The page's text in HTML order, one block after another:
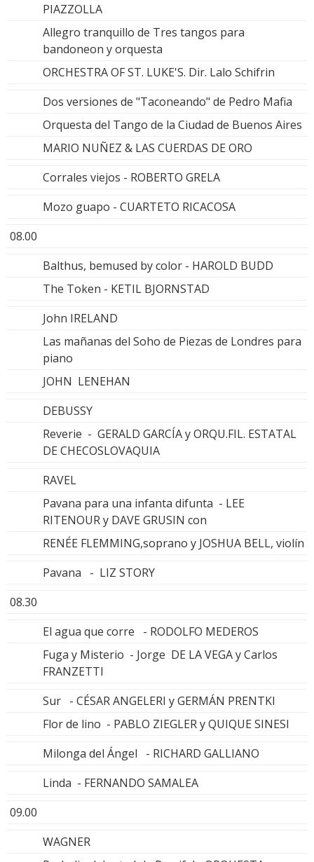
PIAZZOLLA
Allegro tranquillo de Tres tangos para
bandoneon y orquesta
ORCHESTRA OF ST. LUKE'S. Dir. Lalo Schifrin
Dos versiones de "Taconeando" de Pedro Mafia
Orquesta del Tango de la Ciudad de Buenos Aires
MARIO NUÑEZ & LAS CUERDAS DE ORO
Corrales viejos - ROBERTO GRELA
Mozo guapo - CUARTETO RICACOSA
08.00
Balthus, bemused by color - HAROLD BUDD
The Token - KETIL BJORNSTAD
John IRELAND
Las mañanas del Soho de Piezas de Londres para
piano
JOHN LENEHAN
DEBUSSY
Reverie - GERALD GARCÍA y ORQU.FIL. ESTATAL
DE CHECOSLOVAQUIA
RAVEL
Pavana para una infanta difunta - LEE
RITENOUR y DAVE GRUSIN con
RENÉE FLEMMING,soprano y JOSHUA BELL, violín
Pavana - LIZ STORY
08.30
El agua que corre - RODOLFO MEDEROS
Fuga y Misterio - Jorge DE LA VEGA y Carlos
FRANZETTI
Sur - CÉSAR ANGELERI y GERMÁN PRENTKI
Flor de lino - PABLO ZIEGLER y QUIQUE SINESI
Milonga del Ángel - RICHARD GALLIANO
Linda - FERNANDO SAMALEA
09.00
WAGNER